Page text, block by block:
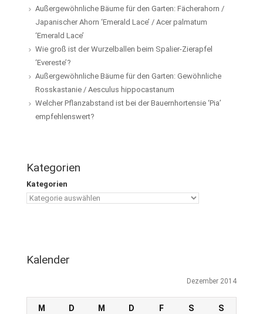
Außergewöhnliche Bäume für den Garten: Fächerahorn /
Japanischer Ahorn ‘Emerald Lace’ / Acer palmatum
‘Emerald Lace’
Wie groß ist der Wurzelballen beim Spalier-Zierapfel
‘Evereste’?
Außergewöhnliche Bäume für den Garten: Gewöhnliche
Rosskastanie / Aesculus hippocastanum
Welcher Pflanzabstand ist bei der Bauernhortensie ‘Pia’
empfehlenswert?
Kategorien
Kategorien
Kalender
Dezember 2014
M D M D F S S